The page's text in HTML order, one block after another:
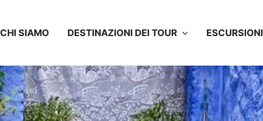
CHI SIAMO DESTINAZIONI DEI TOUR ESCURSIONI